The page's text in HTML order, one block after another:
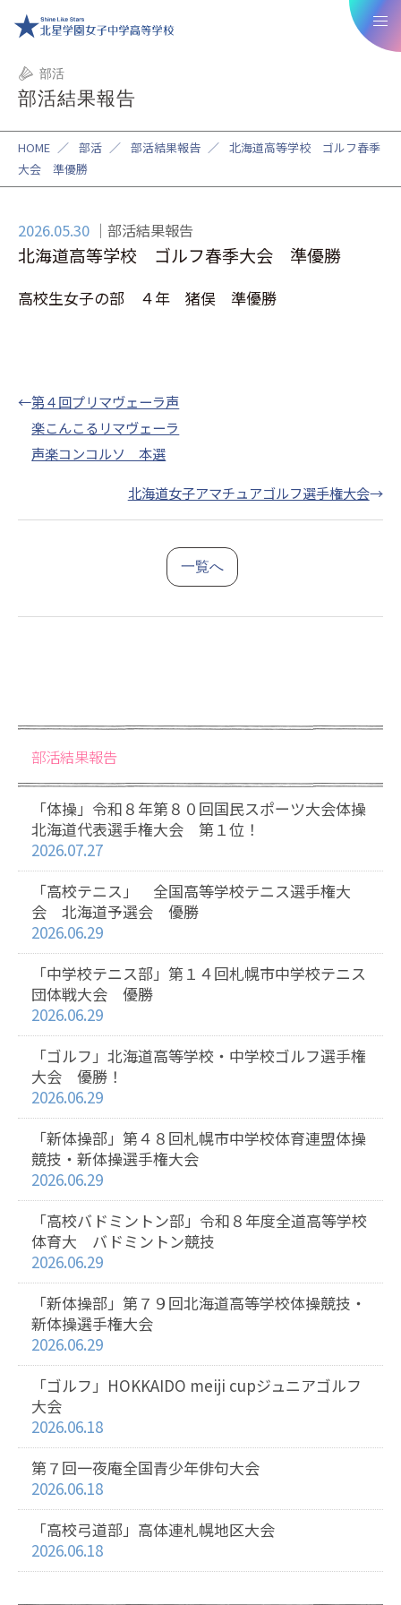
部活
部活結果報告
HOME ／ 部活 ／ 部活結果報告 ／ 北海道高等学校 ゴルフ春季
大会 準優勝
2026.05.30 部活結果報告
北海道高等学校 ゴルフ春季大会 準優勝
高校生女子の部 ４年 猪俣 準優勝
←第４回プリマヴェーラ声
楽こんこるリマヴェーラ
声楽コンコルソ 本選
北海道女子アマチュアゴルフ選手権大会→
一覧へ
部活結果報告
「体操」令和８年第８０回国民スポーツ大会体操
北海道代表選手権大会 第１位！
2026.07.27
「高校テニス」 全国高等学校テニス選手権大
会 北海道予選会 優勝
2026.06.29
「中学校テニス部」第１４回札幌市中学校テニス
団体戦大会 優勝
2026.06.29
「ゴルフ」北海道高等学校・中学校ゴルフ選手権
大会 優勝！
2026.06.29
「新体操部」第４８回札幌市中学校体育連盟体操
競技・新体操選手権大会
2026.06.29
「高校バドミントン部」令和８年度全道高等学校
体育大 バドミントン競技
2026.06.29
「新体操部」第７９回北海道高等学校体操競技・
新体操選手権大会
2026.06.29
「ゴルフ」HOKKAIDO meiji cupジュニアゴルフ
大会
2026.06.18
第７回一夜庵全国青少年俳句大会
2026.06.18
「高校弓道部」高体連札幌地区大会
2026.06.18